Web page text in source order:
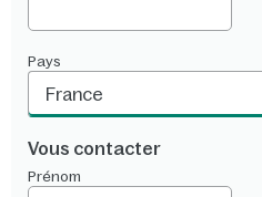
Pays
France
Vous contacter
Prénom